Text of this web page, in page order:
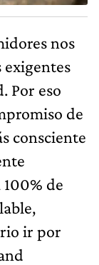
nos
exigentes
Por eso
de
consciente
de
ir por